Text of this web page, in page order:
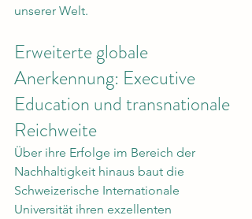
unserer Welt.
Erweiterte globale
Anerkennung: Executive
Education und transnationale
Reichweite
Über ihre Erfolge im Bereich der
Nachhaltigkeit hinaus baut die
Schweizerische Internationale
Universität ihren exzellenten